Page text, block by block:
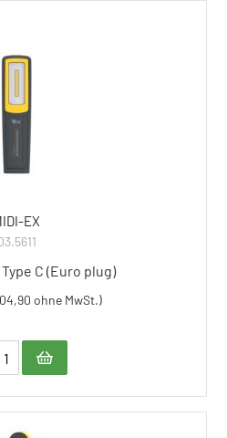
EX
C (Euro plug)
ohne MwSt.)